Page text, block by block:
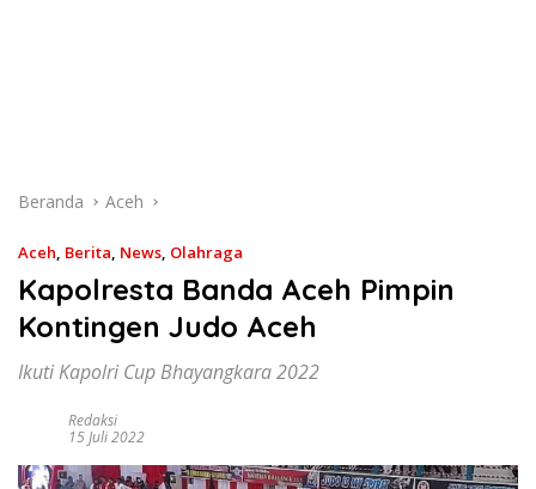
Beranda Aceh
Aceh, Berita, News, Olahraga
Kapolresta Banda Aceh Pimpin
Kontingen Judo Aceh
Ikuti Kapolri Cup Bhayangkara 2022
Redaksi
15 Juli 2022